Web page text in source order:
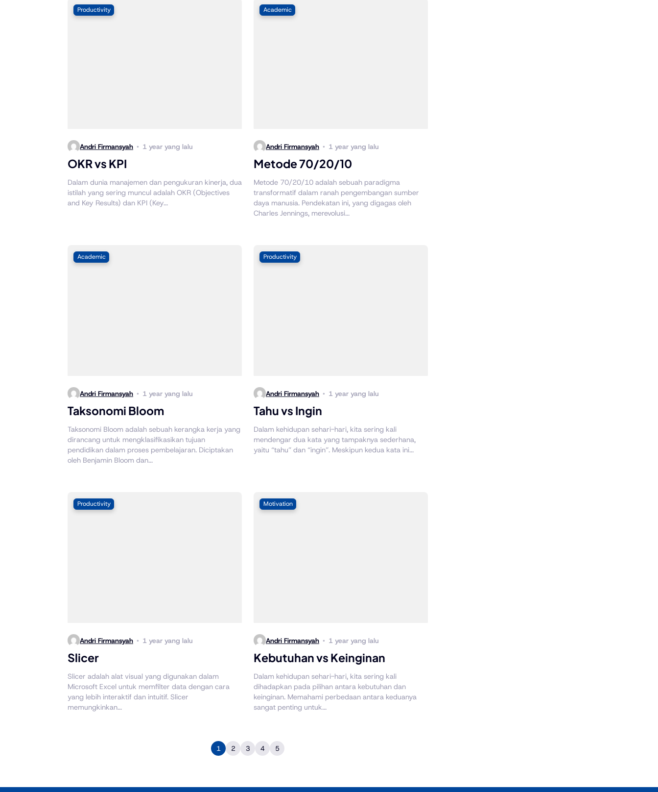
Productivity
Andri Firmansyah 1 year yang lalu
OKR vs KPI
Dalam dunia manajemen dan pengukuran kinerja, dua
istilah yang sering muncul adalah OKR (Objectives
and Key Results) dan KPI (Key...
Academic
Andri Firmansyah 1 year yang lalu
Metode 70/20/10
Metode 70/20/10 adalah sebuah paradigma
transformatif dalam ranah pengembangan sumber
daya manusia. Pendekatan ini, yang digagas oleh
Charles Jennings, merevolusi...
Academic
Andri Firmansyah 1 year yang lalu
Taksonomi Bloom
Taksonomi Bloom adalah sebuah kerangka kerja yang
dirancang untuk mengklasifikasikan tujuan
pendidikan dalam proses pembelajaran. Diciptakan
oleh Benjamin Bloom dan...
Productivity
Andri Firmansyah 1 year yang lalu
Tahu vs Ingin
Dalam kehidupan sehari-hari, kita sering kali
mendengar dua kata yang tampaknya sederhana,
yaitu “tahu” dan “ingin”. Meskipun kedua kata ini...
Productivity
Andri Firmansyah 1 year yang lalu
Slicer
Slicer adalah alat visual yang digunakan dalam
Microsoft Excel untuk memfilter data dengan cara
yang lebih interaktif dan intuitif. Slicer
memungkinkan...
Motivation
Andri Firmansyah 1 year yang lalu
Kebutuhan vs Keinginan
Dalam kehidupan sehari-hari, kita sering kali
dihadapkan pada pilihan antara kebutuhan dan
keinginan. Memahami perbedaan antara keduanya
sangat penting untuk...
1 2 3 4 5